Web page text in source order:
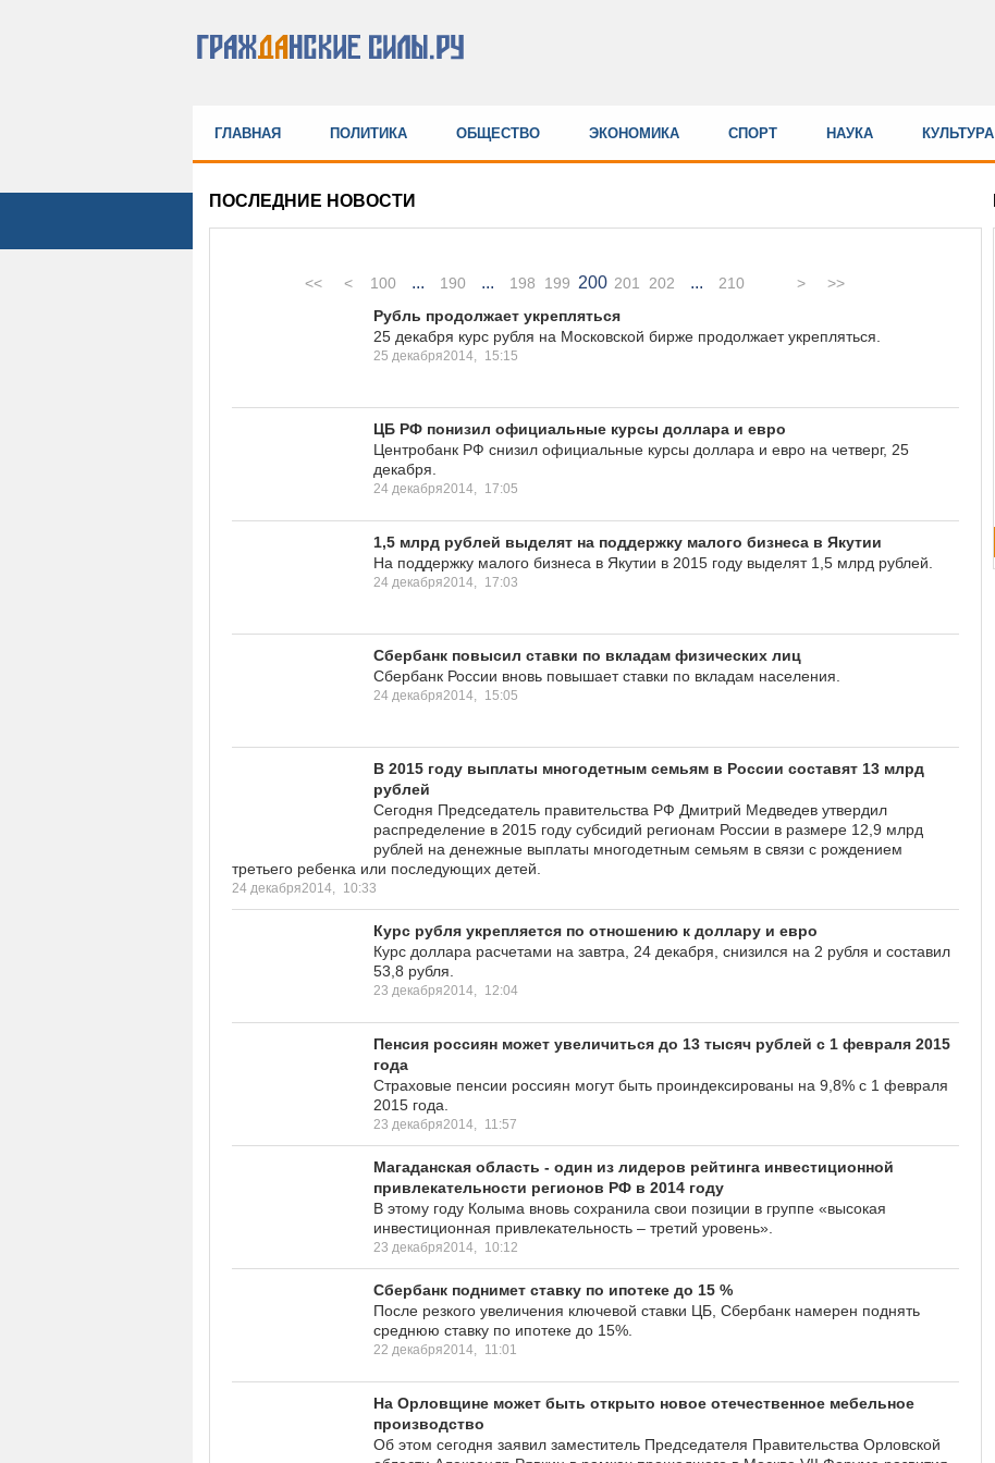
ГЛАВНАЯ ПОЛИТИКА ОБЩЕСТВО ЭКОНОМИКА СПОРТ НАУКА КУЛЬТУРА
ПОСЛЕДНИЕ НОВОСТИ
<< < 100 ... 190 ... 198 199 200 201 202 ... 210 >
>>
Рубль продолжает укрепляться
25 декабря курс рубля на Московской бирже продолжает укрепляться.
25 декабря2014, 15:15
ЦБ РФ понизил официальные курсы доллара и евро
Центробанк РФ снизил официальные курсы доллара и евро на четверг, 25
декабря.
24 декабря2014, 17:05
1,5 млрд рублей выделят на поддержку малого бизнеса в Якутии
На поддержку малого бизнеса в Якутии в 2015 году выделят 1,5 млрд рублей.
24 декабря2014, 17:03
Сбербанк повысил ставки по вкладам физических лиц
Сбербанк России вновь повышает ставки по вкладам населения.
24 декабря2014, 15:05
В 2015 году выплаты многодетным семьям в России составят 13 млрд
рублей
Сегодня Председатель правительства РФ Дмитрий Медведев утвердил
распределение в 2015 году субсидий регионам России в размере 12,9 млрд
рублей на денежные выплаты многодетным семьям в связи с рождением
третьего ребенка или последующих детей.
24 декабря2014, 10:33
Курс рубля укрепляется по отношению к доллару и евро
Курс доллара расчетами на завтра, 24 декабря, снизился на 2 рубля и составил
53,8 рубля.
23 декабря2014, 12:04
Пенсия россиян может увеличиться до 13 тысяч рублей с 1 февраля 2015
года
Страховые пенсии россиян могут быть проиндексированы на 9,8% с 1 февраля
2015 года.
23 декабря2014, 11:57
Магаданская область - один из лидеров рейтинга инвестиционной
привлекательности регионов РФ в 2014 году
В этому году Колыма вновь сохранила свои позиции в группе «высокая
инвестиционная привлекательность – третий уровень».
23 декабря2014, 10:12
Сбербанк поднимет ставку по ипотеке до 15 %
После резкого увеличения ключевой ставки ЦБ, Сбербанк намерен поднять
среднюю ставку по ипотеке до 15%.
22 декабря2014, 11:01
На Орловщине может быть открыто новое отечественное мебельное
производство
Об этом сегодня заявил заместитель Председателя Правительства Орловской